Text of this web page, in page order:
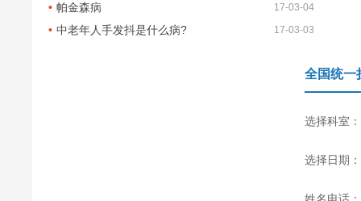
帕金森病 17-03-04
中老年人手发抖是什么病? 17-03-03
全国统一
选择科室：
选择日期：